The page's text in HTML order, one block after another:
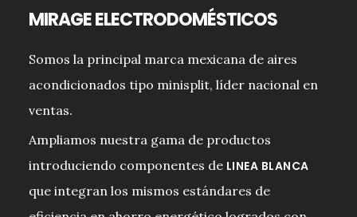
MIRAGE ELECTRODOMÉSTICOS
Somos la principal marca mexicana de aires
acondicionados tipo minisplit, líder nacional en
ventas.
Ampliamos nuestra gama de productos
introduciendo componentes de LINEA BLANCA
que integran los mismos estándares de